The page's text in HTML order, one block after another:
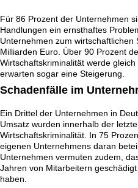
Für 86 Prozent der Unternehmen
Handlungen ein ernsthaftes
Unternehmen zum
Milliarden Euro. Über 90 Prozent
Wirtschaftskriminalität werde
erwarten sogar eine Steigerung.
Schadenfälle im
Ein Drittel der Unternehmen in
Umsatz wurden innerhalb der
Wirtschaftskriminalität. In 75
eigenen Unternehmens daran
Unternehmen vermuten zudem,
Jahren von Mitarbeitern
haben.